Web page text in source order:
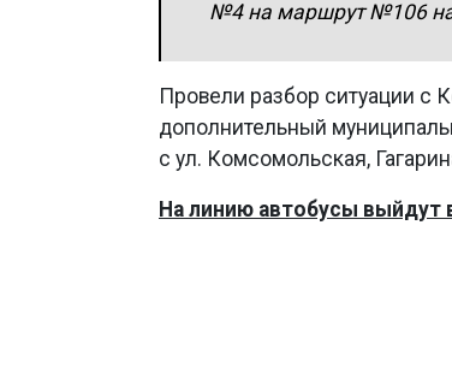
№4 на маршрут №106
Провели разбор ситуации с
дополнительный
с ул. Комсомольская,
На линию автобусы выйдут